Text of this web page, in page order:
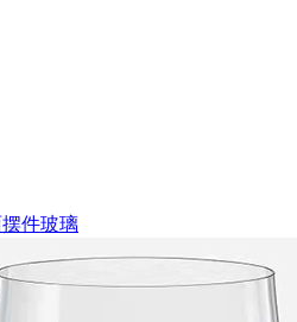
件玻璃